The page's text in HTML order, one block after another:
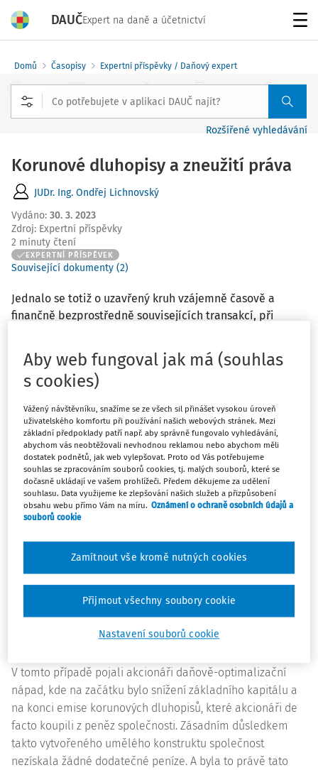
DAUČExpert na daně a účetnictví
Domů Časopisy Expertní příspěvky / Daňový expert
Rozšířené vyhledávání
Korunové dluhopisy a zneužití práva
JUDr. Ing. Ondřej Lichnovský
Vydáno: 30. 3. 2023
Zdroj: Expertní příspěvky
2 minuty čtení
EXPERTNÍ PŘÍSPĚVEK
Související dokumenty (2)
Jednalo se totiž o uzavřený kruh vzájemně časově a
finančně bezprostředně souvisejících transakcí, při
koloběh vlastních finančních prostředků koncernu KOH-I-
NOOR mezi účty dotčených společností a upisovatelů
dluhopisů ve snaze získat daňovou výhodu v podobě
emitovaných dluhopisů. Z hlediska zneužití práva navíc
nelze odhlédnout ani od okolnosti, že se jednalo o emisi
tzv. korunových dluhopisů, u kterých bylo zdanění
úrokového příjmu 15 % srážkovou daní rovno 0 Kč, neboť
základ daně byl stanovován za každý jednotlivý dluhopis
a zaokrouhloval se na celé koruny dolů.
§ 8 odst. 4 DŘ
Rozsudek Nejvyššího správního soudu ze dne 31. 5. 2022,
4 Afs 376/2021,www.nssoud.cz
V tomto případě pojali akcionáři daňově-optimalizační
nápad, kde na začátku bylo snížení základního kapitálu a
na konci emise korunových dluhopisů, které akcionáři de
facto koupili z peněz společnosti. Zásadním důsledkem
takto vytvořeného umělého konstruktu společnost
nezískala žádné dodatečné peníze. A byla to právě tato
Aby web fungoval jak má (souhlas
s cookies)
Vážený návštěvníku, snažíme se ze všech sil přinášet vysokou úroveň
uživatelského komfortu při používání našich webových stránek. Mezi
základní předpoklady patří např. aby správně fungovalo vyhledávání,
abychom vás neobtěžovali nevhodnou reklamou nebo abychom měli
dostatek podnětů, jak web vylepšovat. Proto od Vás potřebujeme
souhlas se zpracováním souborů cookies, tj. malých souborů, které se
dočasně ukládají ve vašem prohlížeči. Předem děkujeme za udělení
souhlasu. Data využijeme ke zlepšování našich služeb a přizpůsobení
obsahu webu přímo Vám na míru. Oznámení o ochraně osobních údajů a
souborů cookie
Nastavení souborů cookie
Zamítnout vše kromě nutných cookies
Přijmout všechny soubory cookie